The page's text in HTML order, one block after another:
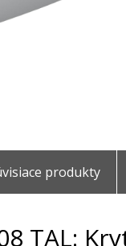
produkty
TAL: